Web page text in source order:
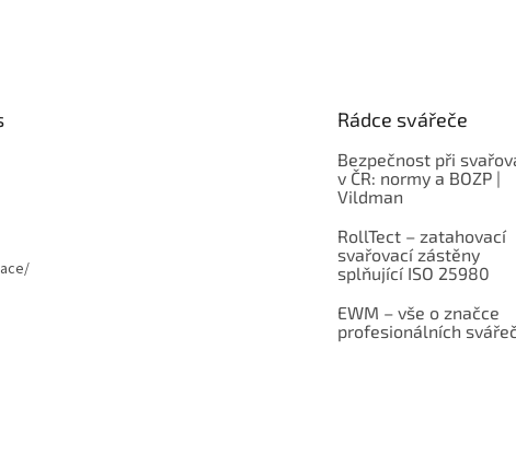
Rádce svářeče
Bezpečnost při
v ČR: normy a BOZP |
Vildman
RollTect – zatahovací
svařovací zástěny
splňující ISO 25980
EWM – vše o značce
profesionálních